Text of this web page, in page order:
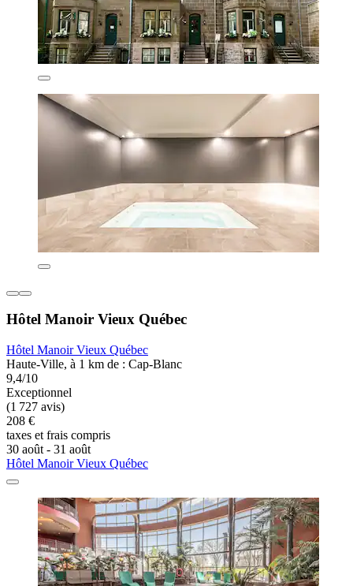
Hôtel Manoir Vieux Québec
Hôtel Manoir Vieux Québec
Haute-Ville, à 1 km de : Cap-Blanc
9,4/10
Exceptionnel
(1 727 avis)
208 €
taxes et frais compris
30 août - 31 août
Hôtel Manoir Vieux Québec